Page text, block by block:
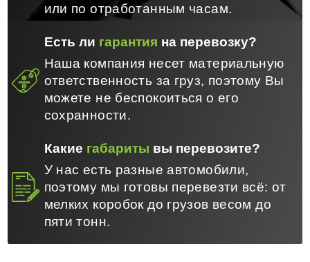
или по отработанным часам.
Есть ли гарантия на перевозку?
Наша компания несет материальную
ответственность за груз, поэтому Вы
можете не беспокоиться о его
сохранности.
Какие габариты вы перевозите?
У нас есть разные автомобили,
поэтому мы готовы перевезти всё: от
мелких коробок до грузов весом до
пяти тонн.